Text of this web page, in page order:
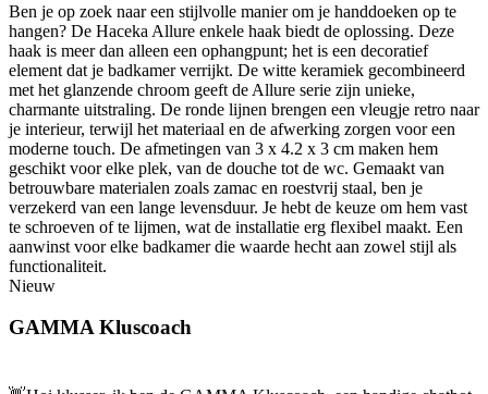
Ben je op zoek naar een stijlvolle manier om je handdoeken op te
hangen? De Haceka Allure enkele haak biedt de oplossing. Deze
haak is meer dan alleen een ophangpunt; het is een decoratief
element dat je badkamer verrijkt. De witte keramiek gecombineerd
met het glanzende chroom geeft de Allure serie zijn unieke,
charmante uitstraling. De ronde lijnen brengen een vleugje retro naar
je interieur, terwijl het materiaal en de afwerking zorgen voor een
moderne touch. De afmetingen van 3 x 4.2 x 3 cm maken hem
geschikt voor elke plek, van de douche tot de wc. Gemaakt van
betrouwbare materialen zoals zamac en roestvrij staal, ben je
verzekerd van een lange levensduur. Je hebt de keuze om hem vast
te schroeven of te lijmen, wat de installatie erg flexibel maakt. Een
aanwinst voor elke badkamer die waarde hecht aan zowel stijl als
functionaliteit.
Nieuw
GAMMA Kluscoach